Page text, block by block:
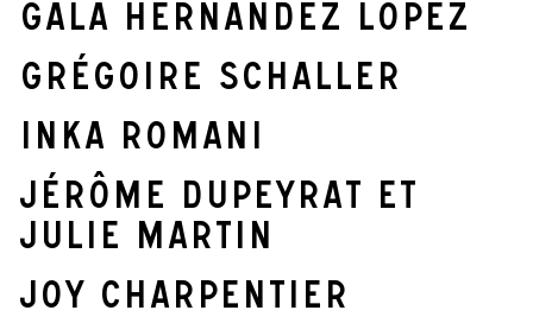
Gala Hernández López
Grégoire Schaller
Inka Romani
Jérôme Dupeyrat et
Julie Martin
Joy Charpentier